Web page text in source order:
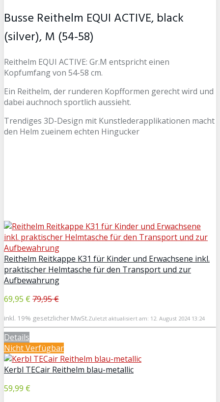
Busse Reithelm EQUI ACTIVE, black
(silver), M (54-58)
Reithelm EQUI ACTIVE: Gr.M entspricht einen
Kopfumfang von 54-58 cm.
Ein Reithelm, der runderen Kopfformen gerecht wird und
dabei auchnoch sportlich aussieht.
Trendiges 3D-Design mit Kunstlederapplikationen macht
den Helm zueinem echten Hingucker
Reithelm Reitkappe K31 für Kinder und Erwachsene inkl.
praktischer Helmtasche für den Transport und zur
Aufbewahrung
69,95 € 79,95 €
inkl. 19% gesetzlicher MwSt.Zuletzt aktualisiert am: 12. August 2024 13:24
Details
Nicht Verfügbar
Kerbl TECair Reithelm blau-metallic
59,99 €